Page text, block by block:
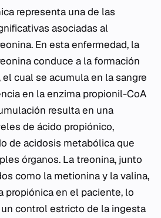
representa una de las
asociadas al
En esta enfermedad, la
conduce a la formación
cual se acumula en la sangre
en la enzima propionil-CoA
resulta en una
de ácido propiónico,
de acidosis metabólica que
órganos. La treonina, junto
como la metionina y la valina,
propiónica en el paciente, lo
control estricto de la ingesta